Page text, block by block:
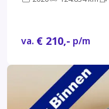
va. € 210,- p/m